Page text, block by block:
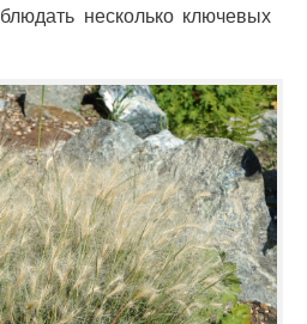
несколько ключевых